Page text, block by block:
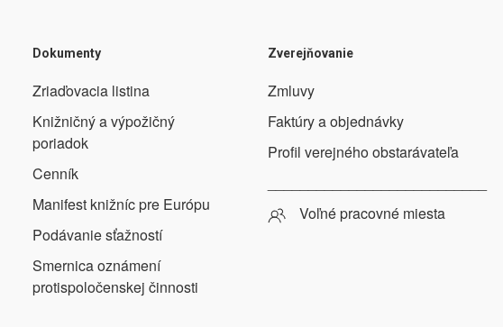
Dokumenty
Zriaďovacia listina
Knižničný a výpožičný
poriadok
Cenník
Manifest knižníc pre Európu
Podávanie sťažností
Smernica oznámení
protispoločenskej činnosti
Zverejňovanie
Zmluvy
Faktúry a objednávky
Profil verejného obstarávateľa
Voľné pracovné miesta